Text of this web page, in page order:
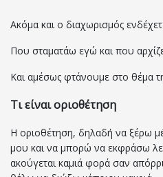
Ακόμα και ο διαχωρισμός
Που σταματάω εγώ και που
Και αμέσως φτάνουμε στο θέμα
Τι είναι οριοθέτηση
Η οριοθέτηση, δηλαδή να ξέρω
μου και να μπορώ να εκφράσω
ακούγεται καμιά φορά σαν